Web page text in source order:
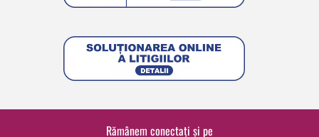
Rămânem conectați și pe